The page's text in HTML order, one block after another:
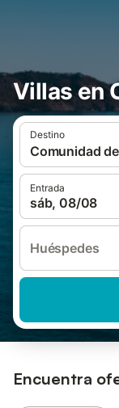
Villas en
Destino
Comunidad
Entrada
sáb, 08/08
Huéspedes
Encuentra